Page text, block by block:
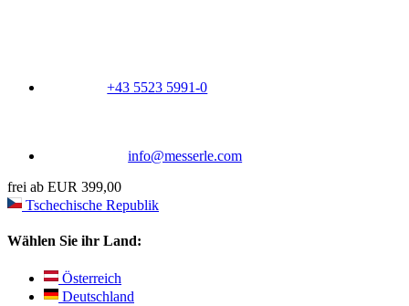
+43 5523 5991-0
info@messerle.com
frei ab EUR 399,00
Tschechische Republik
Wählen Sie ihr Land:
Österreich
Deutschland